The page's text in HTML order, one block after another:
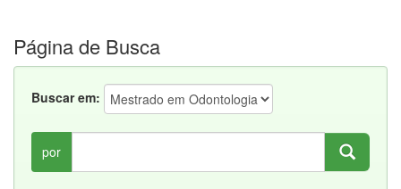
Página de Busca
Buscar em:
por